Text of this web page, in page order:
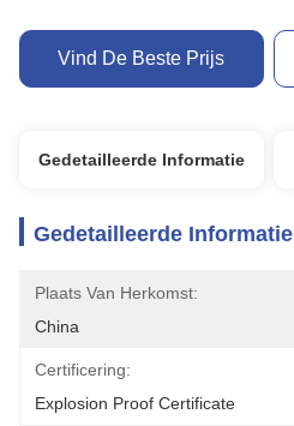
Vind De Beste Prijs
Gedetailleerde Informatie
Gedetailleerde Informatie
Plaats Van Herkomst:
China
Certificering:
Explosion Proof Certificate